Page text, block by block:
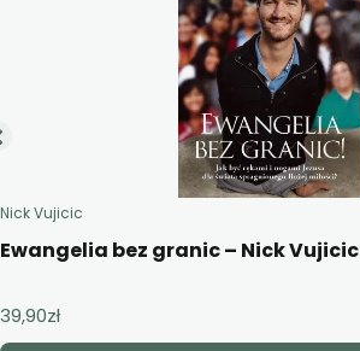
Nick Vujicic
Ewangelia bez granic – Nick Vujicic
39,90zł